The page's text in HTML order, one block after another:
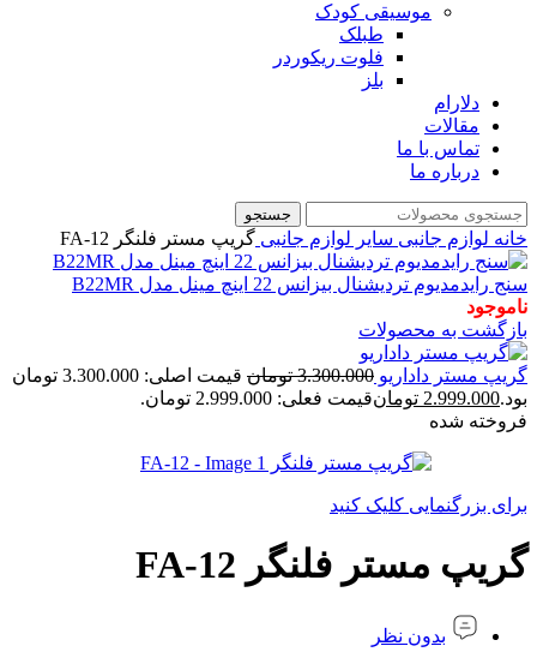
موسیقی کودک
طبلک
فلوت ریکوردر
بلز
دلارام
مقالات
تماس با ما
درباره ما
جستجو
خانه لوازم جانبی سایر لوازم جانبی گریپ مستر فلنگر FA-12
سنج رایدمدیوم تردیشنال بیزانس 22 اینچ مینل مدل B22MR
ناموجود
بازگشت به محصولات
گریپ مستر داداریو 3.300.000 تومان
قیمت اصلی: 3.300.000 تومان
بود.2.999.000 تومانقیمت فعلی: 2.999.000 تومان.
فروخته شده
برای بزرگنمایی کلیک کنید
گریپ مستر فلنگر FA-12
بدون نظر